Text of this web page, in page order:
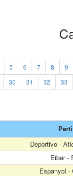
5 6 7 8 9
30 31 32 33
Deportivo -
Eibar -
Espanyol -